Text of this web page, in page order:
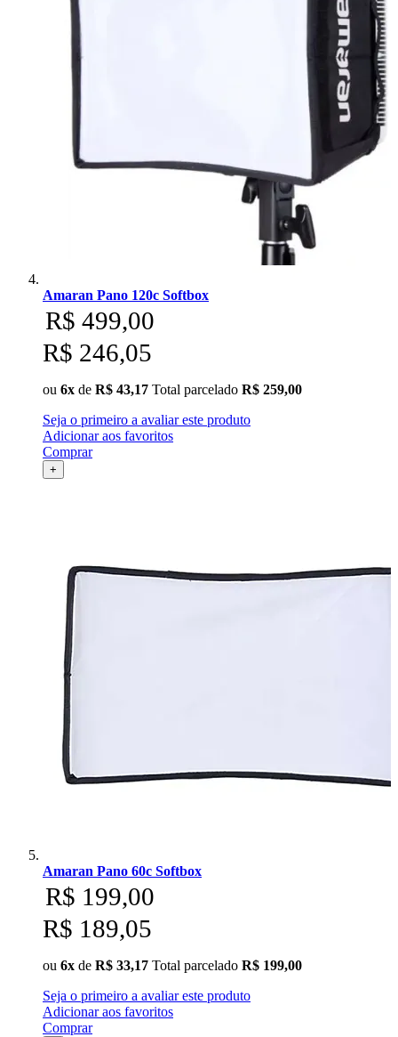
Amaran Pano 120c Softbox
R$ 499,00
R$ 246,05
ou 6x de R$ 43,17 Total parcelado R$ 259,00
Seja o primeiro a avaliar este produto
Adicionar aos favoritos
Comprar
+
Amaran Pano 60c Softbox
R$ 199,00
R$ 189,05
ou 6x de R$ 33,17 Total parcelado R$ 199,00
Seja o primeiro a avaliar este produto
Adicionar aos favoritos
Comprar